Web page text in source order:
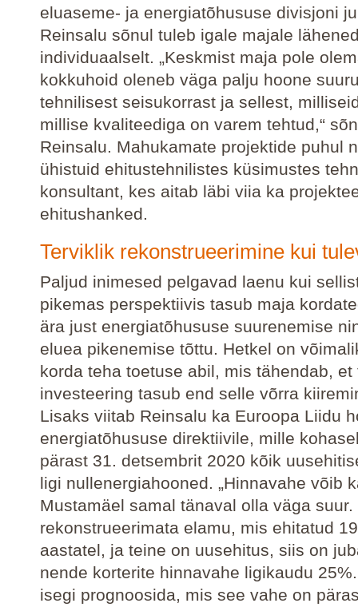
eluaseme- ja energiatõhususe divisjoni
Reinsalu sõnul tuleb igale majale
individuaalselt. „Keskmist maja pole
kokkuhoid oleneb väga palju hoone
tehnilisest seisukorrast ja sellest,
millise kvaliteediga on varem tehtud,“
Reinsalu. Mahukamate projektide puhul
ühistuid ehitustehnilistes küsimustes
konsultant, kes aitab läbi viia ka
ehitushanked.
Terviklik rekonstrueerimine kui
Paljud inimesed pelgavad laenu kui
pikemas perspektiivis tasub maja
ära just energiatõhususe suurenemise
eluea pikenemise tõttu. Hetkel on
korda teha toetuse abil, mis tähendab, et
investeering tasub end selle võrra
Lisaks viitab Reinsalu ka Euroopa Liidu
energiatõhususe direktiivile, mille
pärast 31. detsembrit 2020 kõik
ligi nullenergiahooned. „Hinnavahe võib
Mustamäel samal tänaval olla väga
rekonstrueerimata elamu, mis ehitatud
aastatel, ja teine on uusehitus, siis on
nende korterite hinnavahe ligikaudu
isegi prognoosida, mis see vahe on